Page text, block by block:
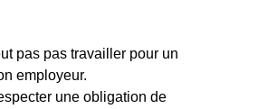
pas pas travailler pour un
employeur.
une obligation de